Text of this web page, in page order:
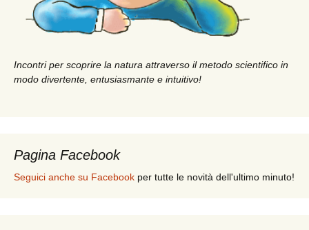
Incontri per scoprire la natura attraverso il metodo scientifico in
modo divertente, entusiasmante e intuitivo!
Pagina Facebook
Seguici anche su Facebook per tutte le novità dell'ultimo minuto!